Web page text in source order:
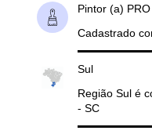
Pintor (a) PRO
Cadastrado
Sul
Região Sul é
- SC